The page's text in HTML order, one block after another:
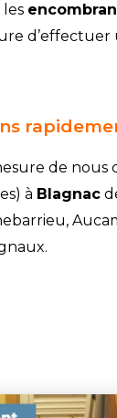
les
d’effectuer
de
à Blagnac